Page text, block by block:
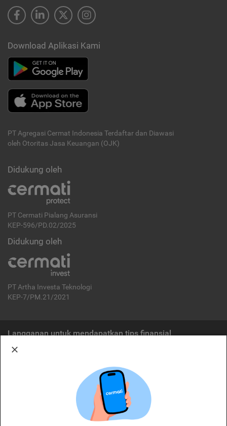
Download Aplikasi Kami
PT Agregasi Cermat Indonesia Terdaftar dan Diawasi
oleh Otoritas Jasa Keuangan (OJK)
Didukung oleh
PT Cermati Pialang Asuransi
KEP-596/PD.02/2025
Didukung oleh
PT Artha Investa Teknologi
KEP-7/PM.21/2021
Langganan untuk mendapatkan tips finansial
Cermati merupakan penyelenggara agregasi jasa keuangan yang terdaftar di
OJK. Oleh karena itu, produk dan/atau layanan jasa keuangan yang
ditawarkan bukan merupakan produk dan/atau layanan jasa keuangan yang
diterbitkan oleh Cermati dan Cermati tidak bertanggung jawab atas tuntutan